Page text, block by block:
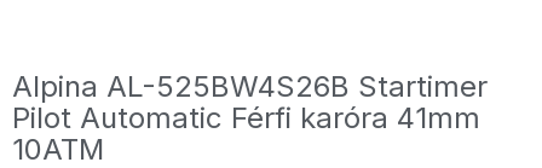
Alpina AL-525BW4S26B Startimer
Pilot Automatic Férfi karóra 41mm
10ATM